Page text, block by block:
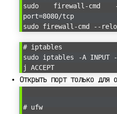
sudo firewall-cmd
port=8080/tcp
sudo firewall-cmd --
# iptables
sudo iptables -A
j ACCEPT
Открыть порт только для
# ufw